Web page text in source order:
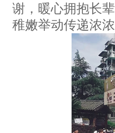
谢，暖心拥抱长
稚嫩举动传递浓